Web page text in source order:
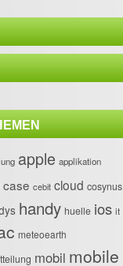
apple applikation
case cebit cloud cosynus
handy huelle ios it
meteoearth
mobil mobile